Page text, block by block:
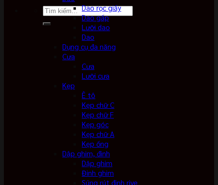
Tìm
Dao rọc giấy
Dao gấp
Lưỡi dao
Dao
Dụng cụ đa năng
Cưa
Cưa
Lưỡi cưa
Kẹp
Ê tô
Kẹp chữ C
Kẹp chữ F
Kẹp góc
Kẹp chữ A
Kẹp ống
Dập ghim, đinh
Dập ghim
Đinh ghim
Súng rút đinh rive